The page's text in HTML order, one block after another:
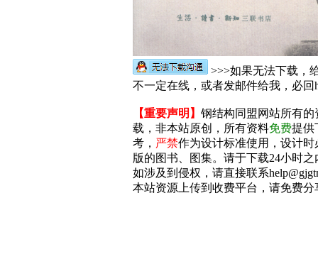
>>>如果无法下载，
不一定在线，或者发邮件给我，必回
【重要声明】 钢结构同盟网站所有
载，非本站原创，所有资料免费提供
考， 严禁作为设计标准使用，设计
版的图书、图集。请于下载24小时
如涉及到侵权，请直接联系
本站资源上传到收费平台，请免费